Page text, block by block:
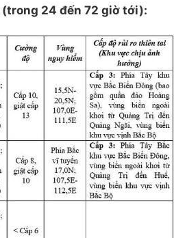
(trong 24 đến 72 giờ tới):